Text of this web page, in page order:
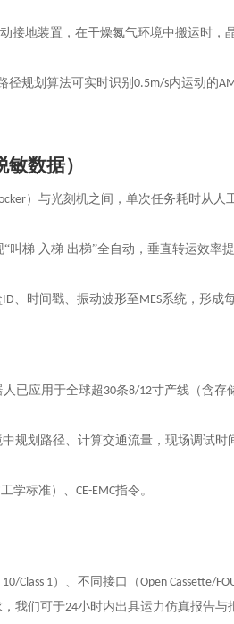
动接地装置，在干燥氮气环境中搬运时，
径规划算法可实时识别0.5m/s内运动的
数据）
）与光刻机之间，单次任务耗时从人
“叫梯-入梯-出梯”全自动，垂直转运效率
ID、时间戳、振动波形至 MES系统，形成
已应用于全球超30条8/12寸产线（含存
规划路径、计算交通流量，现场调试时
学标准）、CE-EMC指令。
10/Class 1）、不同接口（Open Cassette/
我们可于24小时内出具运力仿真报告与